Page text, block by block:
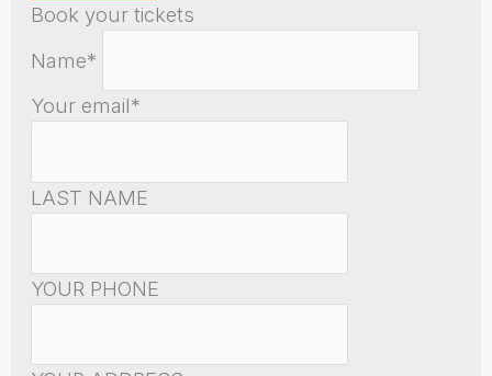
Book your tickets
Name*
Your email*
LAST NAME
YOUR PHONE